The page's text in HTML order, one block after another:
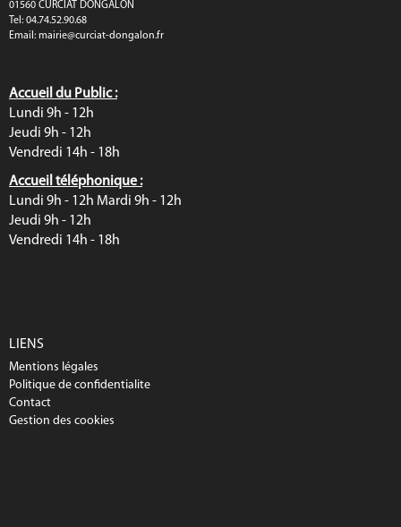
01560 CURCIAT DONGALON
Tel: 04.74.52.90.68
Email: mairie@curciat-dongalon.fr
Accueil du Public :
Lundi 9h - 12h
Jeudi 9h - 12h
Vendredi 14h - 18h
Accueil téléphonique :
Lundi 9h - 12h Mardi 9h - 12h
Jeudi 9h - 12h
Vendredi 14h - 18h
LIENS
Mentions légales
Politique de confidentialite
Contact
Gestion des cookies